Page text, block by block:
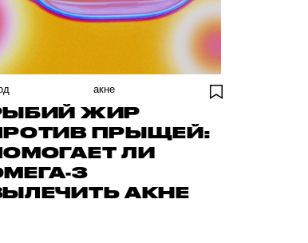
акне
ЖИР
ПРЫЩЕЙ:
ЛИ
3
АКНЕ